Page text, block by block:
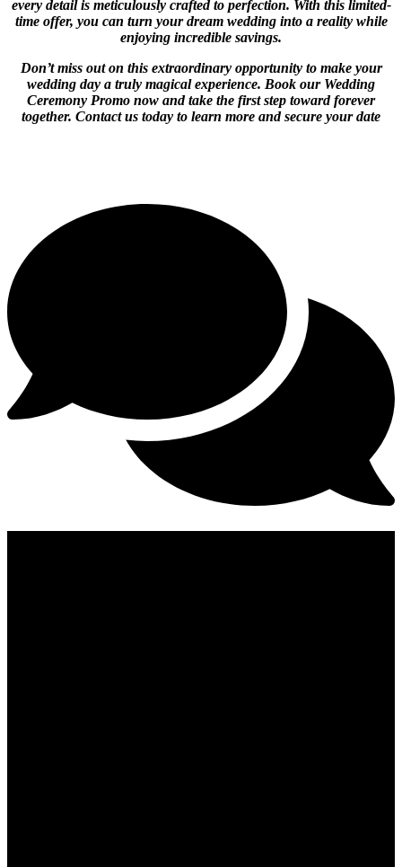
every detail is meticulously crafted to perfection. With this limited-
time offer, you can turn your dream wedding into a reality while
enjoying incredible savings.
Don’t miss out on this extraordinary opportunity to make your
wedding day a truly magical experience. Book our Wedding
Ceremony Promo now and take the first step toward forever
together. Contact us today to learn more and secure your date